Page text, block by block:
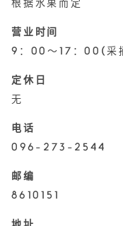
根据水果而定
营业时间
9：00〜17：00(采
定休日
无
电话
096-273-2544
邮编
8610151